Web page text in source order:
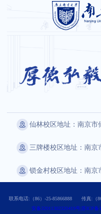
仙林校区地址：南京市
三牌楼校区地址：南京
锁金村校区地址：南京
联系电话:（86）-25-85866888 传真:（
安备32011302320419号|苏ICP备